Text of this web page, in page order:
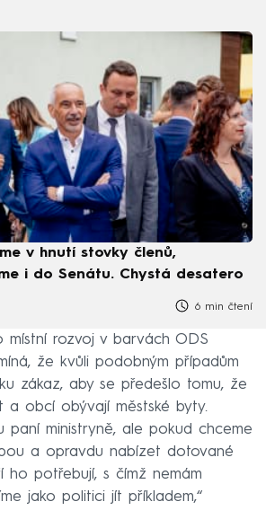
v hnutí stovky členů,
i do Senátu. Chystá desatero
6 min čtení
místní rozvoj v barvách ODS
že kvůli podobným případům
zákaz, aby se předešlo tomu, že
a obcí obývají městské byty.
paní ministryně, ale pokud chceme
a opravdu nabízet dotované
ho potřebují, s čímž nemám
jako politici jít příkladem,“